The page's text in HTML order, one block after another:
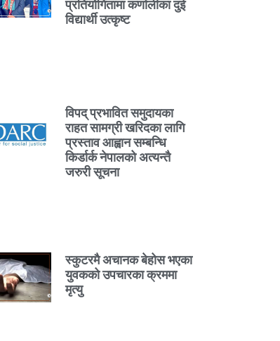
प्रतियोगितामा कर्णालीका दुई
विद्यार्थी उत्कृष्ट
विपद् प्रभावित समुदायका
राहत सामग्री खरिदका लागि
प्रस्ताव आह्वान सम्बन्धि
किर्डार्क नेपालको अत्यन्तै
जरुरी सूचना
स्कुटरमै अचानक बेहोस भएका
युवकको उपचारका क्रममा
मृत्यु